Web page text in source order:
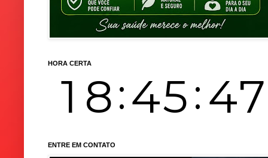
HORA CERTA
ENTRE EM CONTATO